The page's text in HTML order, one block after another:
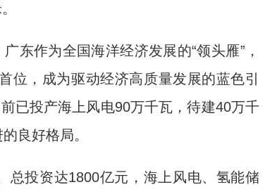
作为全国海洋经济发展的“领头雁”，
位，成为驱动经济高质量发展的蓝色引
已投产海上风电90万千瓦，待建40万千
良好格局。
投资达1800亿元，海上风电、氢能储